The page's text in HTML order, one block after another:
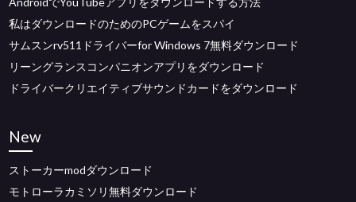
私はダウンロードのためのPCゲームをスパイ
サムスンrv511ドライバーfor Windows 7無料ダウンロード
リーングランスコンパニオンアプリをダウンロード
ドライバークリエイティブサウンドカードをダウンロード
New
ストーカーmodダウンロード
モトローラカミソリ無料ダウンロード